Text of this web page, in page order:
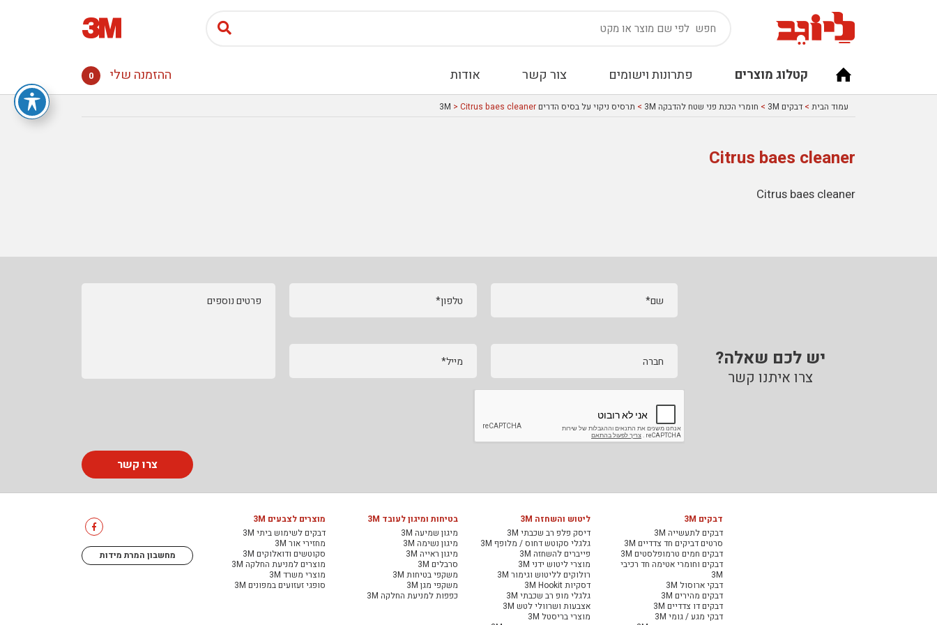
קטלוג מוצרים פתרונות וישומים צור קשר אודות ההזמנה שלי 0
עמוד הבית > דבקים 3M > חומרי הכנת פני שטח להדבקה 3M > תרסיס ניקוי על בסיס הדרים 3M> Citrus baes cleaner
Citrus baes cleaner
Citrus baes cleaner
יש לכם שאלה?
צרו איתנו קשר
שם* טלפון*
חברה מייל*
פרטים נוספים
צרו קשר
דבקים 3M
דבקים לתעשייה 3M
סרטים דביקים חד צדדיים 3M
דבקים חמים טרמופלסטים 3M
דבקים וחומרי אטימה חד רכיבי
3M
דבקי ארוסול 3M
דבקים מהירים 3M
דבקים דו צדדיים 3M
דבקי מגע / גומי 3M
ליטוש והשחזה 3M
דיסק פלפ רב שכבתי 3M
גלגלי סקוטש דחוס / מלופף 3M
פייברים להשחזה 3M
מוצרי ליטוש ידני 3M
רולוקים לליטוש וגימור 3M
דסקיות 3M Hookit
גלגלי מופ רב שכבתי 3M
אצבעות ושרוולי לטש 3M
מוצרי בריסטל 3M
בטיחות ומיגון לעובד 3M
מיגון שמיעה 3M
מיגון נשימה 3M
מיגון ראייה 3M
סרבלים 3M
משקפי בטיחות 3M
משקפי מגן 3M
כפפות למניעת החלקה 3M
מוצרים לצבעים 3M
דבקים לשימוש ביתי 3M
מחזירי אור 3M
סקוטשים ודואלוקים 3M
מוצרים למניעת החלקה 3M
מוצרי משרד 3M
סופגי זעזועים במפונים 3M
מחשבון המרת מידות